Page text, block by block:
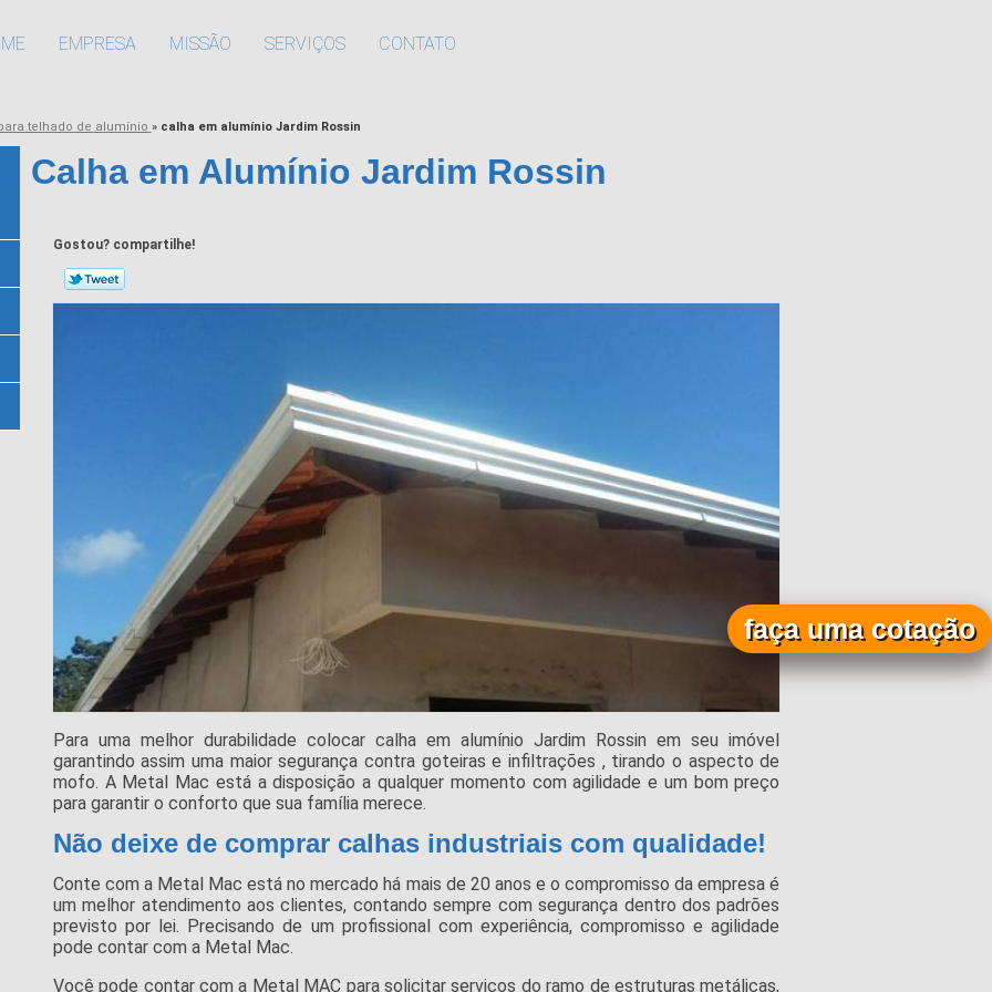
EMPRESA MISSÃO SERVIÇOS CONTATO
telhado de alumínio » calha em alumínio Jardim Rossin
Calha em Alumínio Jardim Rossin
Gostou? compartilhe!
Para uma melhor durabilidade colocar calha em alumínio Jardim Rossin em seu imóvel
garantindo assim uma maior segurança contra goteiras e infiltrações , tirando o aspecto de
mofo. A Metal Mac está a disposição a qualquer momento com agilidade e um bom preço
para garantir o conforto que sua família merece.
Não deixe de comprar calhas industriais com qualidade!
Conte com a Metal Mac está no mercado há mais de 20 anos e o compromisso da empresa é
um melhor atendimento aos clientes, contando sempre com segurança dentro dos padrões
previsto por lei. Precisando de um profissional com experiência, compromisso e agilidade
pode contar com a Metal Mac.
Você pode contar com a Metal MAC para solicitar serviços do ramo de estruturas metálicas,
faça uma cotação